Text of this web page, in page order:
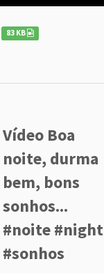
83 KB
Vídeo Boa
noite, durma
bem, bons
sonhos...
#noite #night
#sonhos